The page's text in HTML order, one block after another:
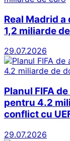
Real Madrid
1,2 miliarde
29.07.2026
Planul FIFA
pentru 4.2
conflict cu
29.07.2026